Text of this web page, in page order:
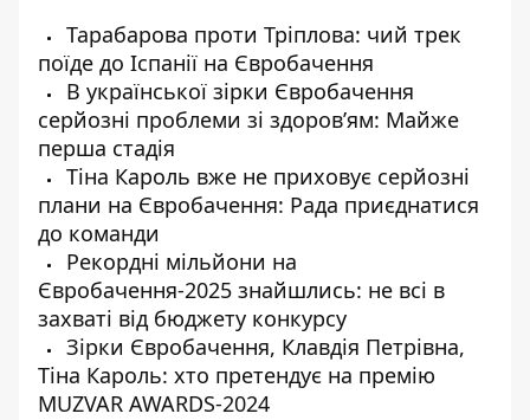
Тарабарова проти Тріплова: чий трек
поїде до Іспанії на Євробачення
В української зірки Євробачення
серйозні проблеми зі здоров’ям: Майже
перша стадія
Тіна Кароль вже не приховує серйозні
плани на Євробачення: Рада приєднатися
до команди
Рекордні мільйони на
Євробачення-2025 знайшлись: не всі в
захваті від бюджету конкурсу
Зірки Євробачення, Клавдія Петрівна,
Тіна Кароль: хто претендує на премію
MUZVAR AWARDS-2024